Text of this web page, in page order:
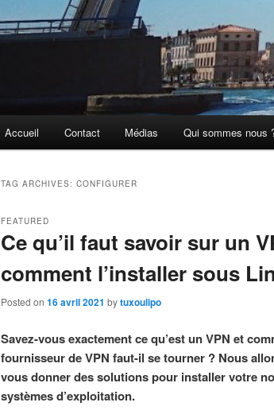
Accueil Contact Médias Qui sommes nous
TAG ARCHIVES: CONFIGURER
Ce qu’il faut savoir sur un
comment l’installer sous
FEATURED
Posted on 16 avril 2021 bytuxoulipo
Savez-vous exactement ce qu’est un VPN et
fournisseur de VPN faut-il se tourner ? Nous
vous donner des solutions pour installer votre
systèmes d’exploitation.